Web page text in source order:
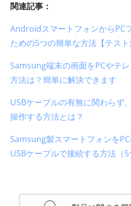
関連記事：
AndroidスマートフォンからPC
ための5つの簡単な方法【テスト
Samsung端末の画面をPCやテ
方法は？簡単に解決できます
USBケーブルの有無に関わらず
操作する方法とは？
Samsung製スマートフォンを
USBケーブルで接続する方法（5